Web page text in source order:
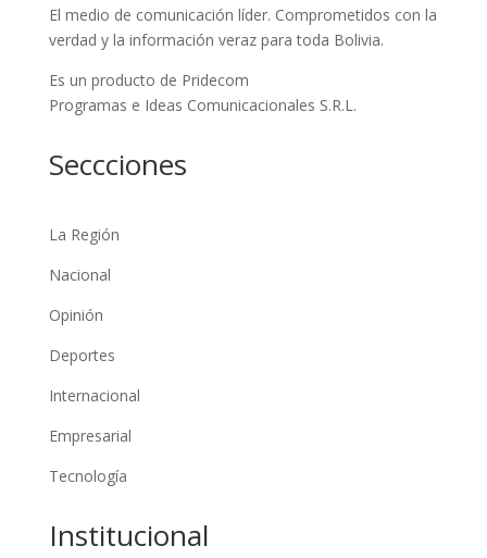
El medio de comunicación líder. Comprometidos con la
verdad y la información veraz para toda Bolivia.
Es un producto de Pridecom
Programas e Ideas Comunicacionales S.R.L.
Seccciones
La Región
Nacional
Opinión
Deportes
Internacional
Empresarial
Tecnología
Institucional